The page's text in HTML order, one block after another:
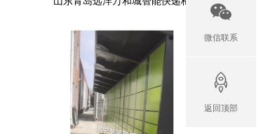
微信联系
返回顶部